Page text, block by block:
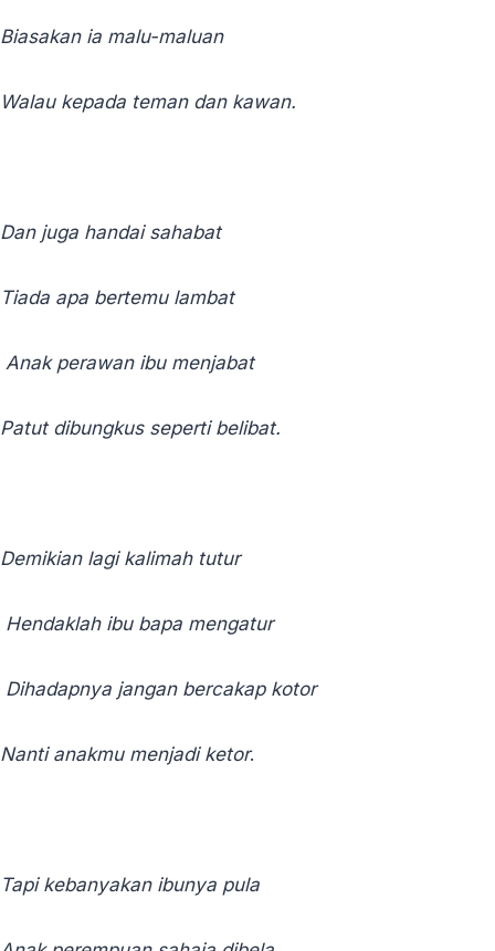
Biasakan ia malu-maluan
Walau kepada teman dan kawan.
Dan juga handai sahabat
Tiada apa bertemu lambat
Anak perawan ibu menjabat
Patut dibungkus seperti belibat.
Demikian lagi kalimah tutur
Hendaklah ibu bapa mengatur
Dihadapnya jangan bercakap kotor
Nanti anakmu menjadi ketor.
Tapi kebanyakan ibunya pula